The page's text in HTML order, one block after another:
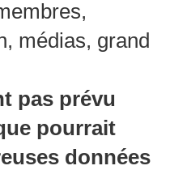
médias, grand
pas prévu
pourrait
données